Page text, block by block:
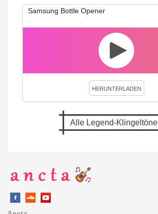
Samsung Bottle Opener
HERUNTERLADEN
Alle Legend-Klingeltöne